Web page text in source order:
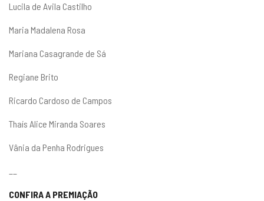
Lucila de Avila Castilho
Maria Madalena Rosa
Mariana Casagrande de Sá
Regiane Brito
Ricardo Cardoso de Campos
Thaís Alice Miranda Soares
Vânia da Penha Rodrigues
CONFIRA A PREMIAÇÃO